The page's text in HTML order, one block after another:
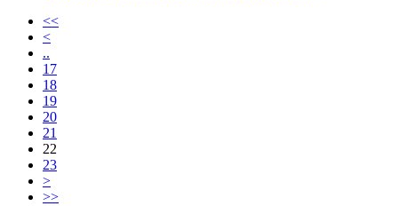
<<
<
..
17
18
19
20
21
22
23
>
>>